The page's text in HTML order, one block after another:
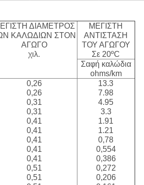
ΔΙΑΜΕΤΡΟΣ
ΚΑΛΩΔΙΩΝ ΣΤΟΝ
ΑΓΩΓΟ
χιλ.
ΜΕΓΙΣΤΗ
ΑΝΤΙΣΤΑΣΗ
ΤΟΥ ΑΓΩΓΟΥ
Σε 20ºC
Σαφή καλώδια
ohms/km
0,26
0,26
0,31
0,31
0,41
0,41
0,41
0,41
0,41
0,51
0,51
13.3
7.98
4.95
3.3
1.91
1.21
0,78
0,554
0,386
0,272
0,206